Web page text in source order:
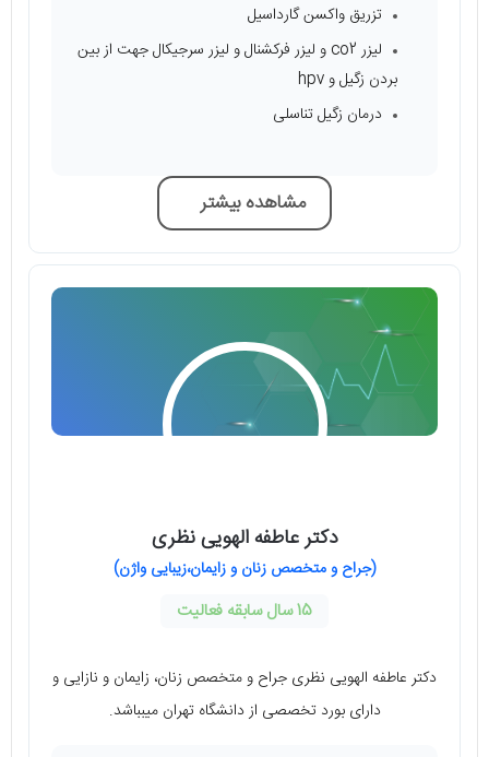
تزریق واکسن گارداسیل
لیزر co2 و لیزر فرکشنال و لیزر سرجیکال جهت از بین
بردن زگیل و hpv
درمان زگیل تناسلی
مشاهده بیشتر
دکتر عاطفه الهویی نظری
(جراح و متخصص زنان و زایمان،زیبایی واژن)
15 سال سابقه فعالیت
دکتر عاطفه الهویی نظری جراح و متخصص زنان، زایمان و نازایی و
دارای بورد تخصصی از دانشگاه تهران میبباشد.